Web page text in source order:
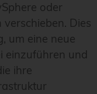
oder
Dies
um eine neue
einzuführen und
ihre